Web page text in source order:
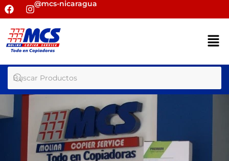
@mcs-nicaragua